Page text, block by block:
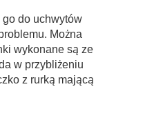
do uchwytów
Można
wykonane są ze
w przybliżeniu
z rurką mającą